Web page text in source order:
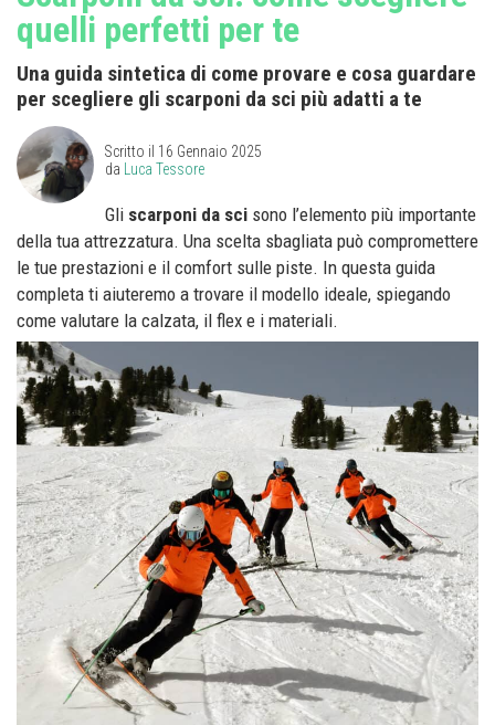
quelli perfetti per te
Una guida sintetica di come provare e cosa guardare
per scegliere gli scarponi da sci più adatti a te
Scritto il 16 Gennaio 2025
da Luca Tessore
Gli scarponi da sci sono l’elemento più importante
della tua attrezzatura. Una scelta sbagliata può compromettere
le tue prestazioni e il comfort sulle piste. In questa guida
completa ti aiuteremo a trovare il modello ideale, spiegando
come valutare la calzata, il flex e i materiali.